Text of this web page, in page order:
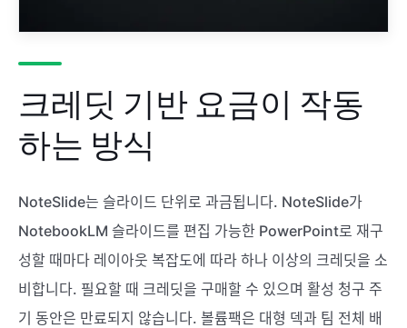
크레딧 기반 요금이 작동
하는 방식
NoteSlide는 슬라이드 단위로 과금됩니다. NoteSlide가
NotebookLM 슬라이드를 편집 가능한 PowerPoint로 재구
성할 때마다 레이아웃 복잡도에 따라 하나 이상의 크레딧을 소
비합니다. 필요할 때 크레딧을 구매할 수 있으며 활성 청구 주
기 동안은 만료되지 않습니다. 볼륨팩은 대형 덱과 팀 전체 배